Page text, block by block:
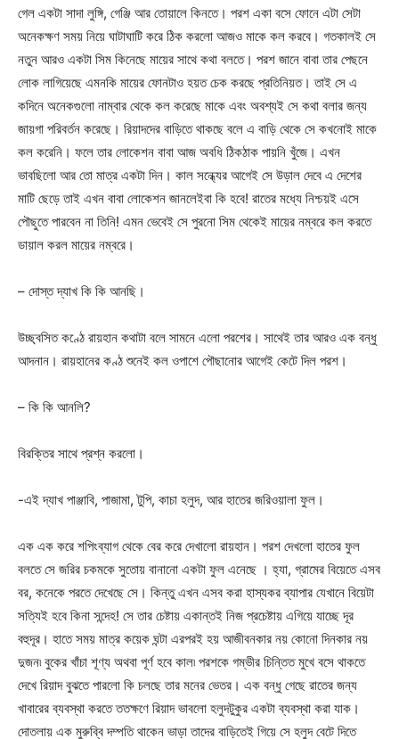
গেল একটা সাদা লুঙ্গি, গেঞ্জি আর তোয়ালে কিনতে। পরশ একা বসে ফোনে এটা সেটা
অনেকক্ষণ সময় নিয়ে ঘাটাঘাটি করে ঠিক করলো আজও মাকে কল করবে। গতকালই সে
নতুন আরও একটা সিম কিনেছে মায়ের সাথে কথা বলতে। পরশ জানে বাবা তার পেছনে
লোক লাগিয়েছে এমনকি মায়ের ফোনটাও হয়ত চেক করছে প্রতিনিয়ত। তাই সে এ
কদিনে অনেকগুলো নাম্বার থেকে কল করেছে মাকে এবং অবশ্যই সে কথা বলার জন্য
জায়গা পরিবর্তন করেছে। রিয়াদদের বাড়িতে থাকছে বলে এ বাড়ি থেকে সে কখনোই মাকে
কল করেনি। ফলে তার লোকেশন বাবা আজ অবধি ঠিকঠাক পায়নি খুঁজে। এখন
ভাবছিলো আর তো মাত্র একটা দিন। কাল সন্ধ্যের আগেই সে উড়াল দেবে এ দেশের
মাটি ছেড়ে তাই এখন বাবা লোকেশন জানলেইবা কি হবে! রাতের মধ্যে নিশ্চয়ই এসে
পৌছুতে পারবেন না তিনি! এমন ভেবেই সে পুরনো সিম থেকেই মায়ের নম্বরে কল করতে
ডায়াল করল মায়ের নম্বরে।
– দোস্ত দ্যাখ কি কি আনছি।
উচ্ছ্বসিত কণ্ঠে রায়হান কথাটা বলে সামনে এলো পরশের। সাথেই তার আরও এক বন্ধু
আদনান। রায়হানের কণ্ঠ শুনেই কল ওপাশে পৌছানোর আগেই কেটে দিল পরশ।
– কি কি আনলি?
বিরক্তির সাথে প্রশ্ন করলো।
-এই দ্যাখ পাঞ্জাবি, পাজামা, টুপি, কাচা হলুদ, আর হাতের জরিওয়ালা ফুল।
এক এক করে শপিংব্যাগ থেকে বের করে দেখালো রায়হান। পরশ দেখলো হাতের ফুল
বলতে সে জরির চকমকে সুতোয় বানানো একটা ফুল এনেছে । হ্যা, গ্রামের বিয়েতে এসব
বর, কনেকে পরতে দেখেছে সে। কিন্তু এখন এসব করা হাস্যকর ব্যাপার যেখানে বিয়েটা
সত্যিই হবে কিনা সন্দেহ! সে তার চেষ্টায় একান্তই নিজ প্রচেষ্টায় এগিয়ে যাচ্ছে দূর
বহুদূর। হাতে সময় মাত্র কয়েক ঘন্টা এরপরই হয় আজীবনকার নয় কোনো দিনকার নয়
দুজন৷ বুকের খাঁচা শূণ্য অথবা পূর্ণ হবে কাল৷ পরশকে গম্ভীর চিন্তিত মুখে বসে থাকতে
দেখে রিয়াদ বুঝতে পারলো কি চলছে তার মনের ভেতর। এক বন্ধু গেছে রাতের জন্য
খাবারের ব্যবস্থা করতে ততক্ষণে রিয়াদ ভাবলো হলুদটুকুর একটা ব্যবস্থা করা যাক।
দোতলায় এক মুরুব্বি দম্পতি থাকেন ভাড়া তাদের বাড়িতেই গিয়ে সে হলুদ বেটে দিতে